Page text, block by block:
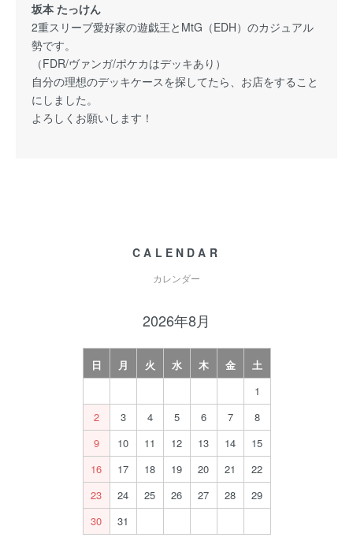
坂本 たっけん
2重スリーブ愛好家の遊戯王とMtG（EDH）のカジュアル
勢です。
（FDR/ヴァンガ/ポケカはデッキあり）
自分の理想のデッキケースを探してたら、お店をすること
にしました。
よろしくお願いします！
CALENDAR
カレンダー
2026年8月
日 月 火 水 木 金
土
1
2
3 4 5 6 7
8
9
10 11 12 13 14
15
16
17 18 19 20 21
22
23
24 25 26 27 28
29
30
31